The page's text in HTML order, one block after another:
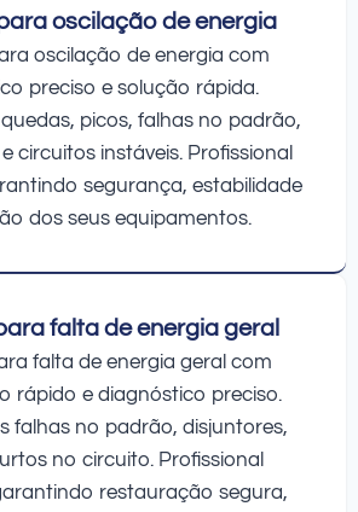
oscilação de energia
oscilação de energia com
preciso e solução rápida.
picos, falhas no padrão,
circuitos instáveis. Profissional
segurança, estabilidade
dos seus equipamentos.
falta de energia geral
falta de energia geral com
rápido e diagnóstico preciso.
falhas no padrão, disjuntores,
no circuito. Profissional
restauração segura,